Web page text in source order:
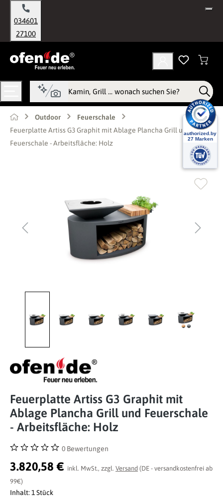
springen
034601
27100
Outdoor
Feuerschale
Feuerplatte Artiss G3 Graphit mit Ablage Plancha Grill und
Feuerschale - Arbeitsfläche: Holz
Feuerplatte Artiss G3 Graphit mit
Ablage Plancha Grill und Feuerschale
- Arbeitsfläche: Holz
Durchschnittliche Bewertung von 0 von 5 Sternen
0 Bewertungen
3.820,58 € inkl. MwSt., zzgl. Versand (DE - versandkostenfrei ab
99€)
Inhalt: 1 Stück